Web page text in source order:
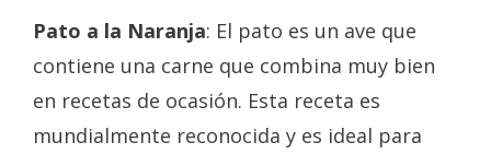
Pato a la Naranja: El pato es un ave que
contiene una carne que combina muy bien
en recetas de ocasión. Esta receta es
mundialmente reconocida y es ideal para